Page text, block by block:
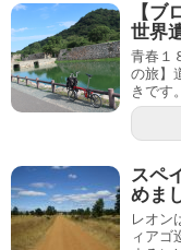
【ブ
世界
青春１
の旅】
きです
スペ
めま
レオン
ィアゴ